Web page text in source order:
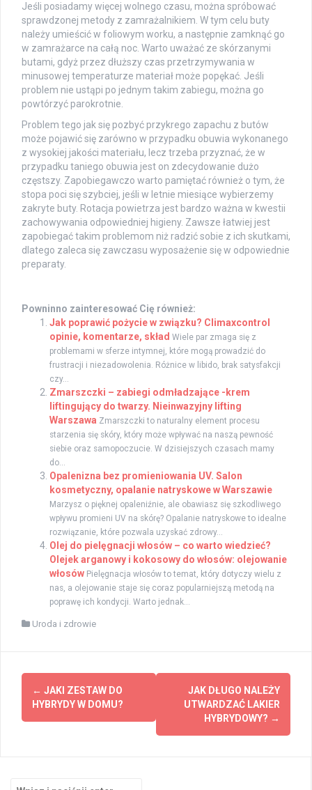
Jeśli posiadamy więcej wolnego czasu, można spróbować
sprawdzonej metody z zamrażalnikiem. W tym celu buty
należy umieścić w foliowym worku, a następnie zamknąć go
w zamrażarce na całą noc. Warto uważać ze skórzanymi
butami, gdyż przez dłuższy czas przetrzymywania w
minusowej temperaturze materiał może popękać. Jeśli
problem nie ustąpi po jednym takim zabiegu, można go
powtórzyć parokrotnie.
Problem tego jak się pozbyć przykrego zapachu z butów
może pojawić się zarówno w przypadku obuwia wykonanego
z wysokiej jakości materiału, lecz trzeba przyznać, że w
przypadku taniego obuwia jest on zdecydowanie dużo
częstszy. Zapobiegawczo warto pamiętać również o tym, że
stopa poci się szybciej, jeśli w letnie miesiące wybierzemy
zakryte buty. Rotacja powietrza jest bardzo ważna w kwestii
zachowywania odpowiedniej higieny. Zawsze łatwiej jest
zapobiegać takim problemom niż radzić sobie z ich skutkami,
dlatego zaleca się zawczasu wyposażenie się w odpowiednie
preparaty.
Powninno zainteresować Cię również:
Jak poprawić pożycie w związku? Climaxcontrol
opinie, komentarze, skład Wiele par zmaga się z
problemami w sferze intymnej, które mogą prowadzić do
frustracji i niezadowolenia. Różnice w libido, brak satysfakcji
czy...
Zmarszczki – zabiegi odmładzające -krem
liftingujący do twarzy. Nieinwazyjny lifting
Warszawa Zmarszczki to naturalny element procesu
starzenia się skóry, który może wpływać na naszą pewność
siebie oraz samopoczucie. W dzisiejszych czasach mamy
do...
Opalenizna bez promieniowania UV. Salon
kosmetyczny, opalanie natryskowe w Warszawie
Marzysz o pięknej opaleniźnie, ale obawiasz się szkodliwego
wpływu promieni UV na skórę? Opalanie natryskowe to idealne
rozwiązanie, które pozwala uzyskać zdrowy...
Olej do pielęgnacji włosów – co warto wiedzieć?
Olejek arganowy i kokosowy do włosów: olejowanie
włosów Pielęgnacja włosów to temat, który dotyczy wielu z
nas, a olejowanie staje się coraz popularniejszą metodą na
poprawę ich kondycji. Warto jednak...
Uroda i zdrowie
Zobacz
wpisy
← JAKI ZESTAW DO
HYBRYDY W DOMU?
JAK DŁUGO NALEŻY
UTWARDZAĆ LAKIER
HYBRYDOWY? →
Szukaj: